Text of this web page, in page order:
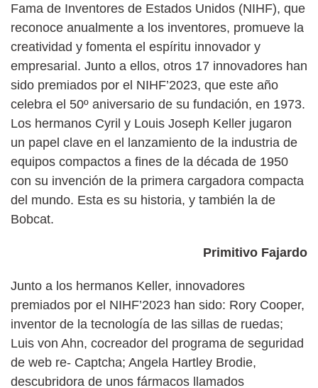
Fama de Inventores de Estados Unidos (NIHF), que
reconoce anualmente a los inventores, promueve la
creatividad y fomenta el espíritu innovador y
empresarial. Junto a ellos, otros 17 innovadores han
sido premiados por el NIHF’2023, que este año
celebra el 50º aniversario de su fundación, en 1973.
Los hermanos Cyril y Louis Joseph Keller jugaron
un papel clave en el lanzamiento de la industria de
equipos compactos a fines de la década de 1950
con su invención de la primera cargadora compacta
del mundo. Esta es su historia, y también la de
Bobcat.
Primitivo Fajardo
Junto a los hermanos Keller, innovadores
premiados por el NIHF’2023 han sido: Rory Cooper,
inventor de la tecnología de las sillas de ruedas;
Luis von Ahn, cocreador del programa de seguridad
de web re- Captcha; Angela Hartley Brodie,
descubridora de unos fármacos llamados